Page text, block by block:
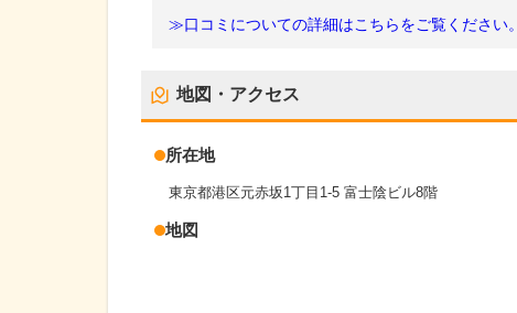
≫口コミについての詳細はこちらをご覧ください。
地図・アクセス
所在地
東京都港区元赤坂1丁目1-5 富士陰ビル8階
地図